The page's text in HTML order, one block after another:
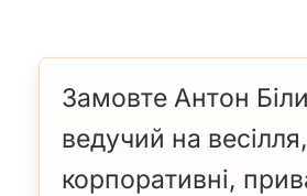
Замовте Антон
ведучий на весілля,
корпоративні,